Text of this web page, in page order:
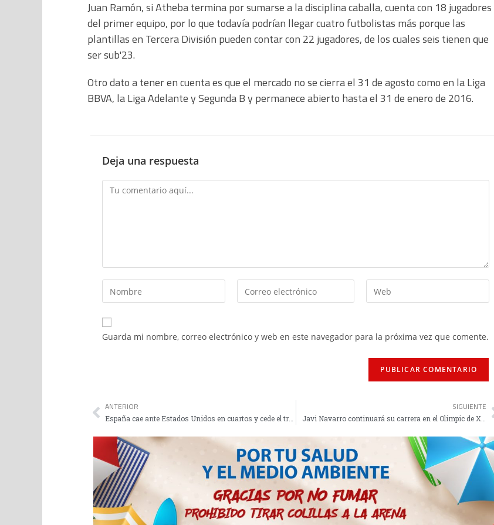
Juan Ramón, si Atheba termina por sumarse a la disciplina caballa, cuenta con 18 jugadores
del primer equipo, por lo que todavía podrían llegar cuatro futbolistas más porque las
plantillas en Tercera División pueden contar con 22 jugadores, de los cuales seis tienen que
ser sub'23.
Otro dato a tener en cuenta es que el mercado no se cierra el 31 de agosto como en la Liga
BBVA, la Liga Adelante y Segunda B y permanece abierto hasta el 31 de enero de 2016.
Deja una respuesta
Guarda mi nombre, correo electrónico y web en este navegador para la próxima vez que comente.
ANTERIOR
España cae ante Estados Unidos en cuartos y cede el trono mundial
SIGUIENTE
Javi Navarro continuará su carrera en el Olimpic de Xátiva